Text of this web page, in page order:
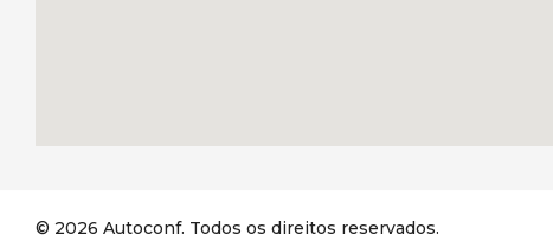
© 2026 Autoconf. Todos os direitos reservados.